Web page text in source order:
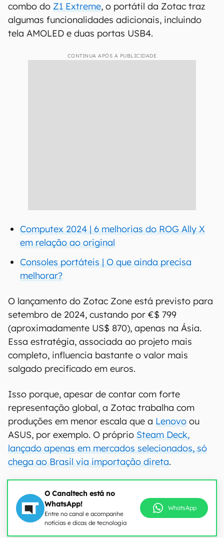
combo do Z1 Extreme, o portátil da Zotac traz
algumas funcionalidades adicionais, incluindo
tela AMOLED e duas portas USB4.
CONTINUA APÓS A PUBLICIDADE
Computex 2024 | 6 melhorias do ROG Ally X
em relação ao original
Consoles portáteis | O que ainda precisa
melhorar?
O lançamento do Zotac Zone está previsto para
setembro de 2024, custando por €$ 799
(aproximadamente US$ 870), apenas na Ásia.
Essa estratégia, associada ao projeto mais
completo, influencia bastante o valor mais
salgado precificado em euros.
Isso porque, apesar de contar com forte
representação global, a Zotac trabalha com
produções em menor escala que a Lenovo ou
ASUS, por exemplo. O próprio Steam Deck,
lançado apenas em mercados selecionados, só
chega ao Brasil via importação direta.
O Canaltech está no
WhatsApp!
Entre no canal e acompanhe
notícias e dicas de tecnologia
WhatsApp